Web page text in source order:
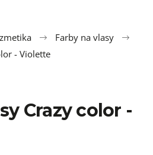
Farby na vlasy
- Violette
Crazy color -